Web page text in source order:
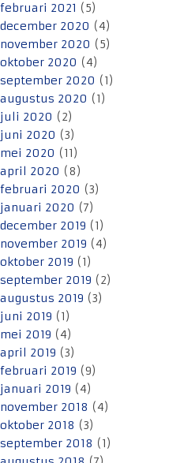
februari 2021 (5)
december 2020 (4)
november 2020 (5)
oktober 2020 (4)
september 2020 (1)
augustus 2020 (1)
juli 2020 (2)
juni 2020 (3)
mei 2020 (11)
april 2020 (8)
februari 2020 (3)
januari 2020 (7)
december 2019 (1)
november 2019 (4)
oktober 2019 (1)
september 2019 (2)
augustus 2019 (3)
juni 2019 (1)
mei 2019 (4)
april 2019 (3)
februari 2019 (9)
januari 2019 (4)
november 2018 (4)
oktober 2018 (3)
september 2018 (1)